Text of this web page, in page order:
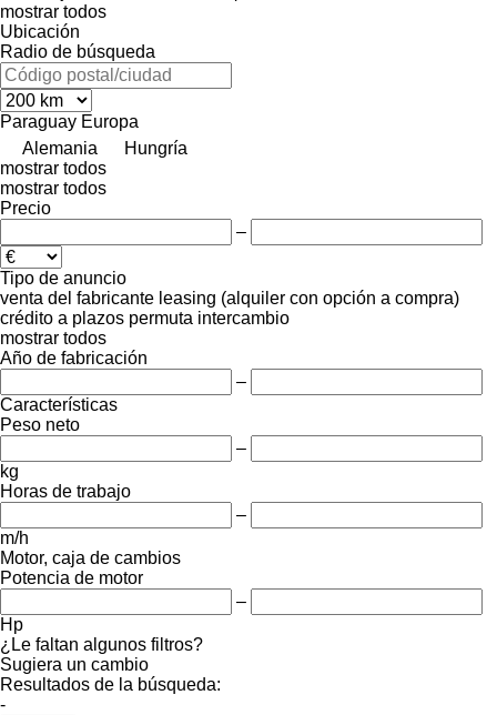
mostrar todos
Ubicación
Radio de búsqueda
Paraguay Europa
Alemania
Hungría
mostrar todos
mostrar todos
Precio
–
Tipo de anuncio
venta del fabricante leasing (alquiler con opción a compra)
crédito a plazos permuta intercambio
mostrar todos
Año de fabricación
–
Características
Peso neto
–
kg
Horas de trabajo
–
m/h
Motor, caja de cambios
Potencia de motor
–
Hp
¿Le faltan algunos filtros?
Sugiera un cambio
Resultados de la búsqueda:
-